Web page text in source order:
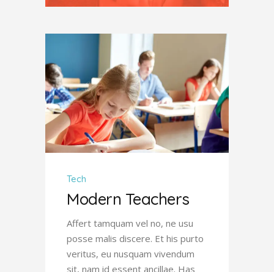
Tech
Modern Teachers
Affert tamquam vel no, ne usu
posse malis discere. Et his purto
veritus, eu nusquam vivendum
sit, nam id essent ancillae. Has